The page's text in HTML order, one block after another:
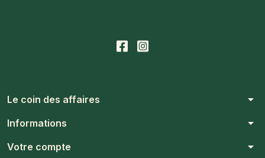
Le coin des affaires arrow_drop_down
Informations arrow_drop_down
Votre compte arrow_drop_down